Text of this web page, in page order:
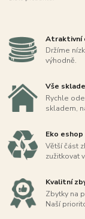
Atraktivní
Držíme
výhodně.
Vše
Rychle
skladem,
Eko eshop
Větší část
zužitkovat
Kvalitní
Zbytky na
Naší